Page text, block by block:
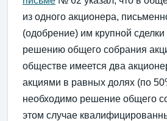
из одного акционера,
(одобрение) им крупной
решению общего собрания
обществе имеется два
акциями в равных долях (по
необходимо решение общего
этом случае